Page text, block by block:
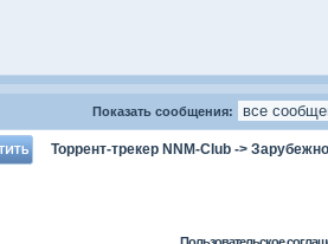
Показать сообщения:
Торрент-трекер NNM-Club ->